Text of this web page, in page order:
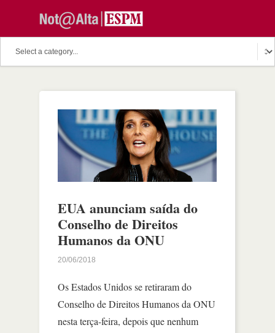
EUA anunciam saída do
Conselho de Direitos
Humanos da ONU
20/06/2018
Os Estados Unidos se retiraram do
Conselho de Direitos Humanos da ONU
nesta terça-feira, depois que nenhum